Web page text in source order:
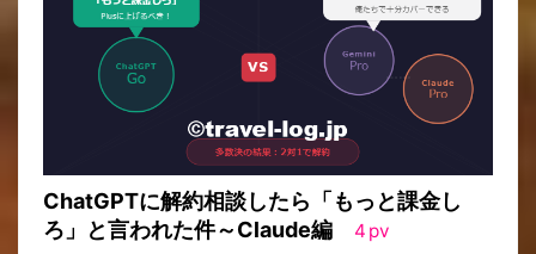
ChatGPTに解約相談したら「もっと課金し
ろ」と言われた件～Claude編
4 pv